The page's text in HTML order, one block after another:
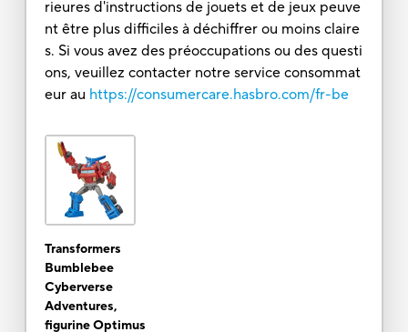
rieures d'instructions de jouets et de jeux peuve
nt être plus difficiles à déchiffrer ou moins claire
s. Si vous avez des préoccupations ou des questi
ons, veuillez contacter notre service consommat
eur au https://consumercare.hasbro.com/fr-be
Transformers
Bumblebee
Cyberverse
Adventures,
figurine Optimus